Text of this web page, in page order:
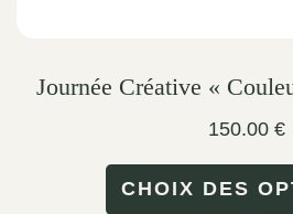
Journée Créative «
150.00 €
CHOIX DES